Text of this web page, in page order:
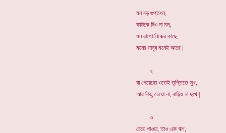
মন বড় গুপ্তধন,
কাউকে দিও না মন,
মন রাখো নিজের কাছে,
মনের মানুষ মনেই আছে |
২
যা পেয়েছো ওতেই তৃপ্তিতে সুখ,
আর কিছু চেয়ো না, বাড়িও না দুঃখ |
৩
চেয়ে পাওয়া, তাও এক ঋণ,